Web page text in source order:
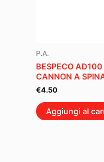
P.A.
BESPECO
CANNON A
€4.50
Aggiungi al